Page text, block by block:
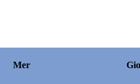
Mer Gio